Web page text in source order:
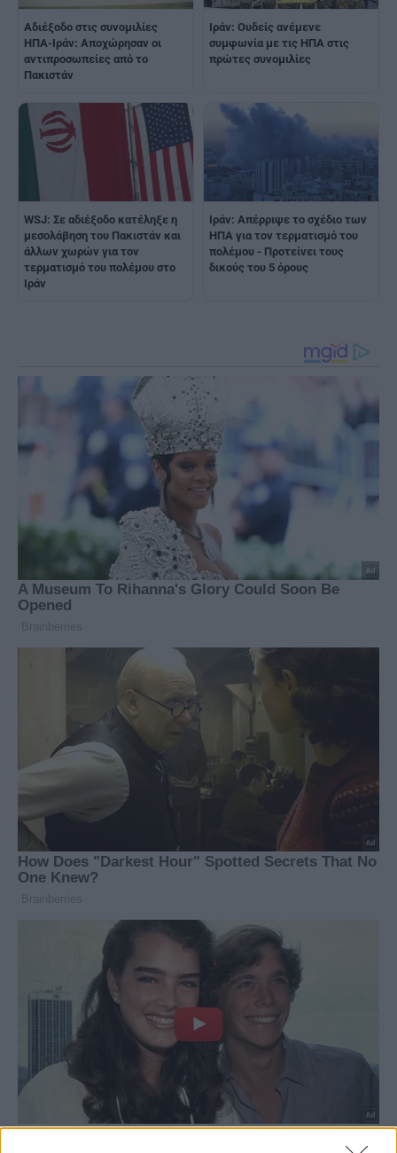
Αδιέξοδο στις συνομιλίες
ΗΠΑ-Ιράν: Αποχώρησαν οι
αντιπροσωπείες από το
Πακιστάν
Ιράν: Ουδείς ανέμενε
συμφωνία με τις ΗΠΑ στις
πρώτες συνομιλίες
WSJ: Σε αδιέξοδο κατέληξε η
μεσολάβηση του Πακιστάν και
άλλων χωρών για τον
τερματισμό του πολέμου στο
Ιράν
Ιράν: Aπέρριψε το σχέδιο των
ΗΠΑ για τον τερματισμό του
πολέμου - Προτείνει τους
δικούς του 5 όρους